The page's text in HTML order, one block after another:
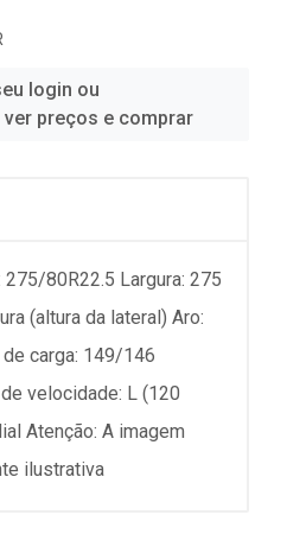
login ou
preços e comprar
275/80R22.5 Largura: 275
(altura da lateral) Aro:
carga: 149/146
velocidade: L (120
Atenção: A imagem
ilustrativa